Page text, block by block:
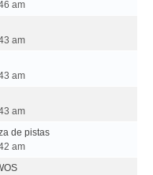
am
am
am
am
de pistas
am